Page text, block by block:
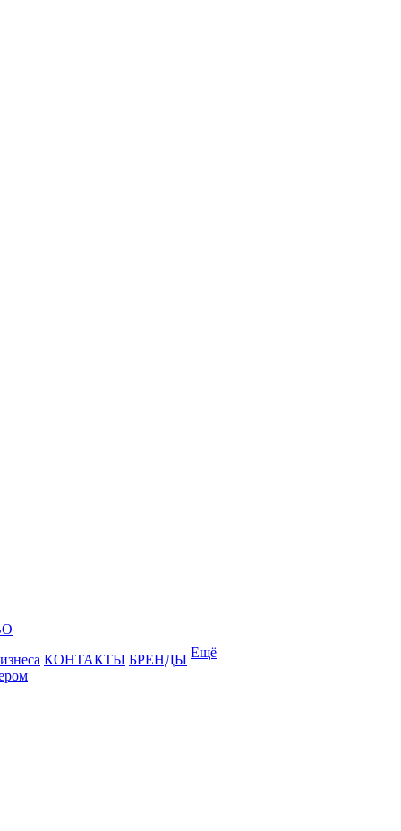
КОНТАКТЫ БРЕНДЫ Ещё